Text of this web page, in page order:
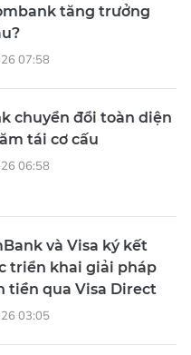
tăng trưởng
07:58
chuyển đổi toàn diện
tái cơ cấu
06:58
và Visa ký kết
triển khai giải pháp
tiền qua Visa Direct
03:05